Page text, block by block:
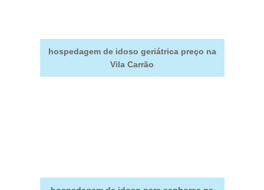
hospedagem de idoso geriátrica preço na
Vila Carrão